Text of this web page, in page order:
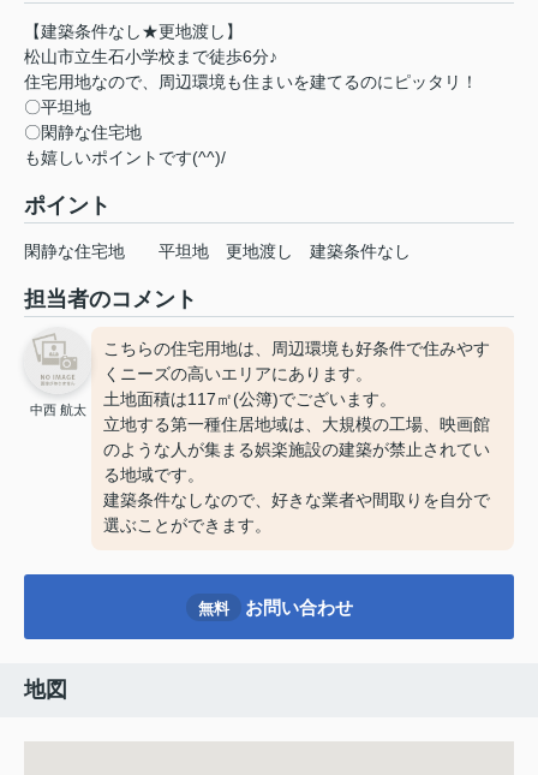
【建築条件なし★更地渡し】
松山市立生石小学校まで徒歩6分♪
住宅用地なので、周辺環境も住まいを建てるのにピッタリ！
〇平坦地
〇閑静な住宅地
も嬉しいポイントです(^^)/
ポイント
閑静な住宅地 平坦地 更地渡し 建築条件なし
担当者のコメント
中西 航太
こちらの住宅用地は、周辺環境も好条件で住みやす
くニーズの高いエリアにあります。
土地面積は117㎡(公簿)でございます。
立地する第一種住居地域は、大規模の工場、映画館
のような人が集まる娯楽施設の建築が禁止されてい
る地域です。
建築条件なしなので、好きな業者や間取りを自分で
選ぶことができます。
無料 お問い合わせ
地図